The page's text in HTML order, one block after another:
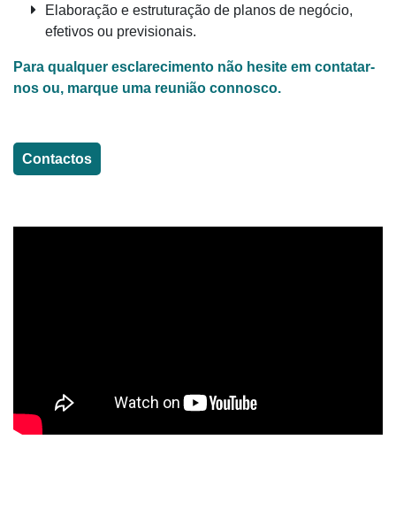
Elaboração e estruturação de planos de negócio,
efetivos ou previsionais.
Para qualquer esclarecimento não hesite em contatar-
nos ou, marque uma reunião connosco.
Contactos